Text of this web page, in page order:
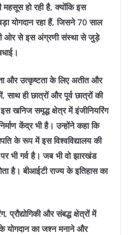
हो रही है, क्योंकि इस
योगदान रहा हैं, जिसने 70 साल
ओर से इस अंग्रणी संस्था से जुड़े
और उत्कृष्टता के लिए अतीत और
ही छात्रों और पूर्व छात्रों की
खनिज समृद्ध क्षेत्र में इंजीनियरिंग
केंद्र भी है। उन्होंने कहा कि
के रूप में इस विश्वविद्यालय की
भी गर्व है। जब भी वो झारखंड
है। बीआईटी राज्य के इतिहास का
प्रौद्योगिकी और संबद्ध क्षेत्रों में
योगदान का जश्न मनाने और